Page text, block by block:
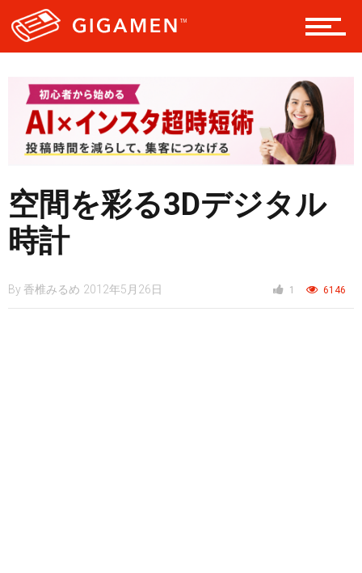
テック
レジャー
スタイル
仮想通貨
空間を彩る3Dデジタル
時計
By 香椎みるめ 2012年5月26日 1 6146